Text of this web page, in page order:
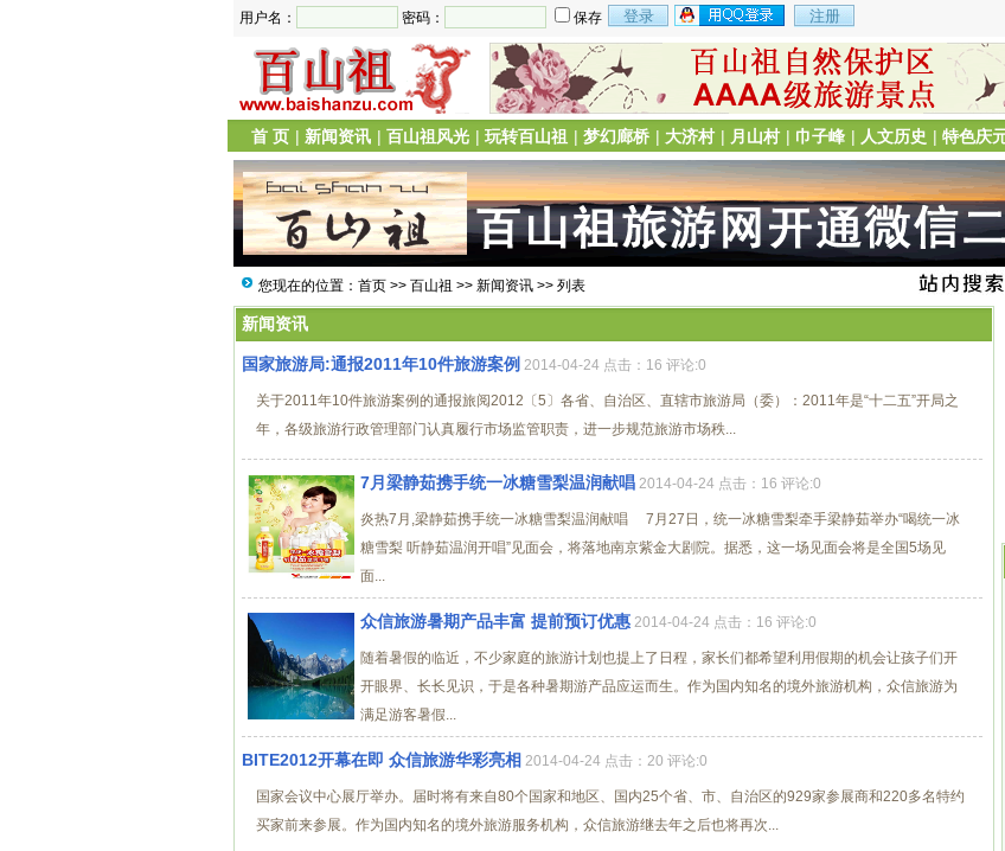
用户名： 密码： 保存
首 页 | 新闻资讯 | 百山祖风光 | 玩转百山祖 | 梦幻廊桥 | 大济村 | 月山村 | 巾子峰 | 人文历史 | 特色庆
您现在的位置： 首页 >> 百山祖 >> 新闻资讯 >> 列表
新闻资讯
国家旅游局:通报2011年10件旅游案例 2014-04-24 点击：16 评论:0
关于2011年10件旅游案例的通报旅阅2012〔5〕各省、自治区、直辖市旅游局（委）：2011年是“十二五”开局之
年，各级旅游行政管理部门认真履行市场监管职责，进一步规范旅游市场秩...
7月梁静茹携手统一冰糖雪梨温润献唱 2014-04-24 点击：16 评论:0
炎热7月,梁静茹携手统一冰糖雪梨温润献唱 7月27日，统一冰糖雪梨牵手梁静茹举办“喝统一冰
糖雪梨 听静茹温润开唱”见面会，将落地南京紫金大剧院。据悉，这一场见面会将是全国5场见
面...
众信旅游暑期产品丰富 提前预订优惠 2014-04-24 点击：16 评论:0
随着暑假的临近，不少家庭的旅游计划也提上了日程，家长们都希望利用假期的机会让孩子们开
开眼界、长长见识，于是各种暑期游产品应运而生。作为国内知名的境外旅游机构，众信旅游为
满足游客暑假...
BITE2012开幕在即 众信旅游华彩亮相 2014-04-24 点击：20 评论:0
国家会议中心展厅举办。届时将有来自80个国家和地区、国内25个省、市、自治区的929家参展商和220多名特约
买家前来参展。作为国内知名的境外旅游服务机构，众信旅游继去年之后也将再次...